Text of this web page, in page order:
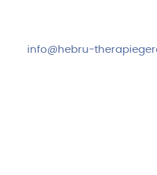
info@hebru-